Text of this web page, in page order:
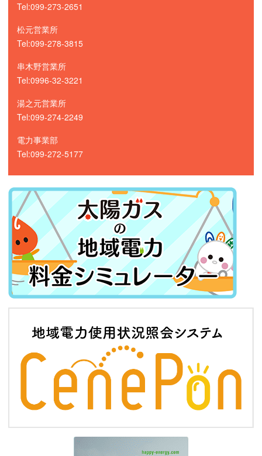
Tel:099-273-2651
松元営業所
Tel:099-278-3815
串木野営業所
Tel:0996-32-3221
湯之元営業所
Tel:099-274-2249
電力事業部
Tel:099-272-5177